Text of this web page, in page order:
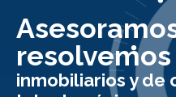
resolvemos
inmobiliarios y de